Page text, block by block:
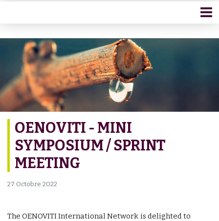
OENOVITI - MINI
SYMPOSIUM / SPRINT
MEETING
27 Octobre 2022
The OENOVITI International Network is delighted to